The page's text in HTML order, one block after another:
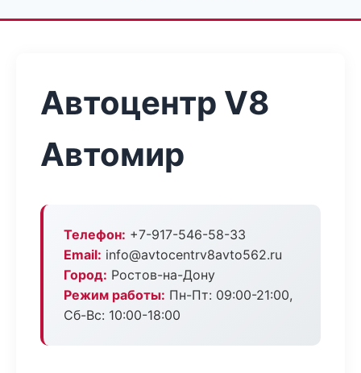
Автоцентр V8
Автомир
Телефон: +7-917-546-58-33
Email: info@avtocentrv8avto562.ru
Город: Ростов-на-Дону
Режим работы: Пн-Пт: 09:00-21:00,
Сб-Вс: 10:00-18:00